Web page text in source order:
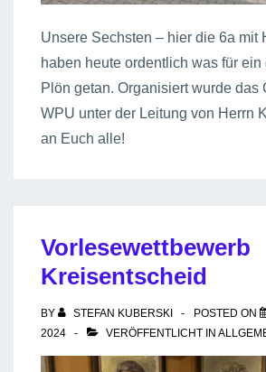
Unsere Sechsten – hier die 6a mit
haben heute ordentlich was für
Plön getan. Organisiert wurde das
WPU unter der Leitung von Herrn
an Euch alle!
Vorlesewettbewerb
Kreisentscheid
BY STEFAN KUBERSKI POSTED ON
2024
VERÖFFENTLICHT IN